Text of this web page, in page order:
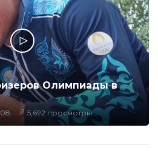
Олимпиады в
5,692 просмотры